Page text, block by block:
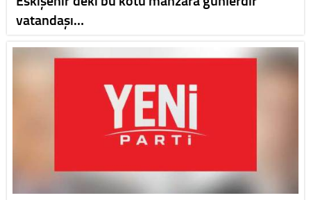
vatandaşı…